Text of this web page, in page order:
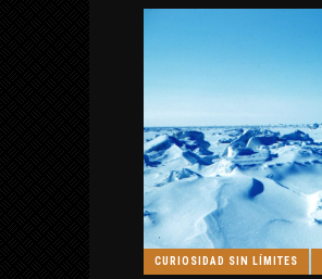
CURIOSIDAD SIN LÍMITES